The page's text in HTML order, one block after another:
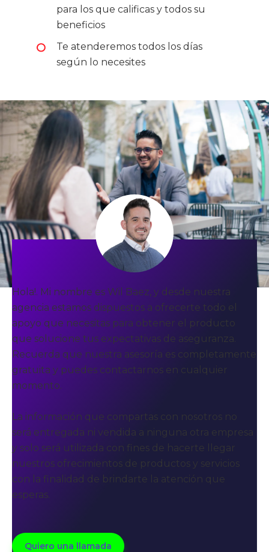
para los que calificas y todos su
beneficios
Te atenderemos todos los días
según lo necesites
Hola!. Mi nombre es Wil Baez, y desde nuestra
agencia estamos dispuestos a ofrecerte todo el
apoyo que necesitas para obtener el producto
que solucione tus expectativas de aseguranza.
Recuerda que nuestra asesoría es completamente
gratuita y puedes contactarnos en cualquier
momento.
La información que compartas con nosotros no
será entregada ni vendida a ninguna otra empresa
y solo será utilizada con fines de hacerte llegar
nuestros ofrecimientos de productos y servicios
con la finalidad de brindarte la atención que
esperas.
Quiero una llamada